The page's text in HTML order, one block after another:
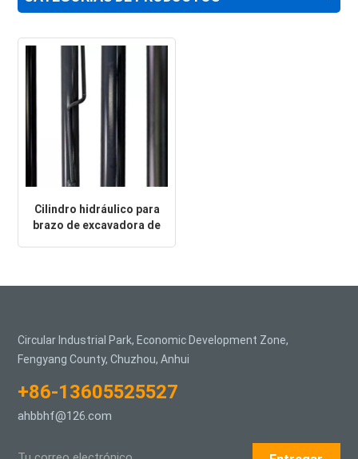
Cilindro hidráulico para
brazo de excavadora de
Circular Industrial Park, Economic Development Zone,
Fengyang County, Chuzhou, Anhui
+86-13605525527
ahbbhf@126.com